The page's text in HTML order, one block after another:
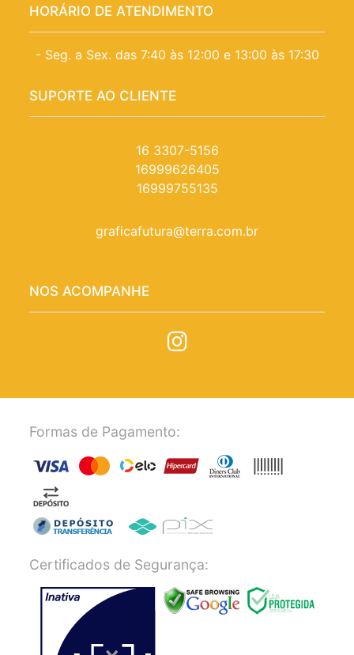
HORÁRIO DE ATENDIMENTO
- Seg. a Sex. das 7:40 às 12:00 e 13:00 às 17:30
SUPORTE AO CLIENTE
16 3307-5156
16999626405
16999755135
graficafutura@terra.com.br
NOS ACOMPANHE
Formas de Pagamento:
Certificados de Segurança: